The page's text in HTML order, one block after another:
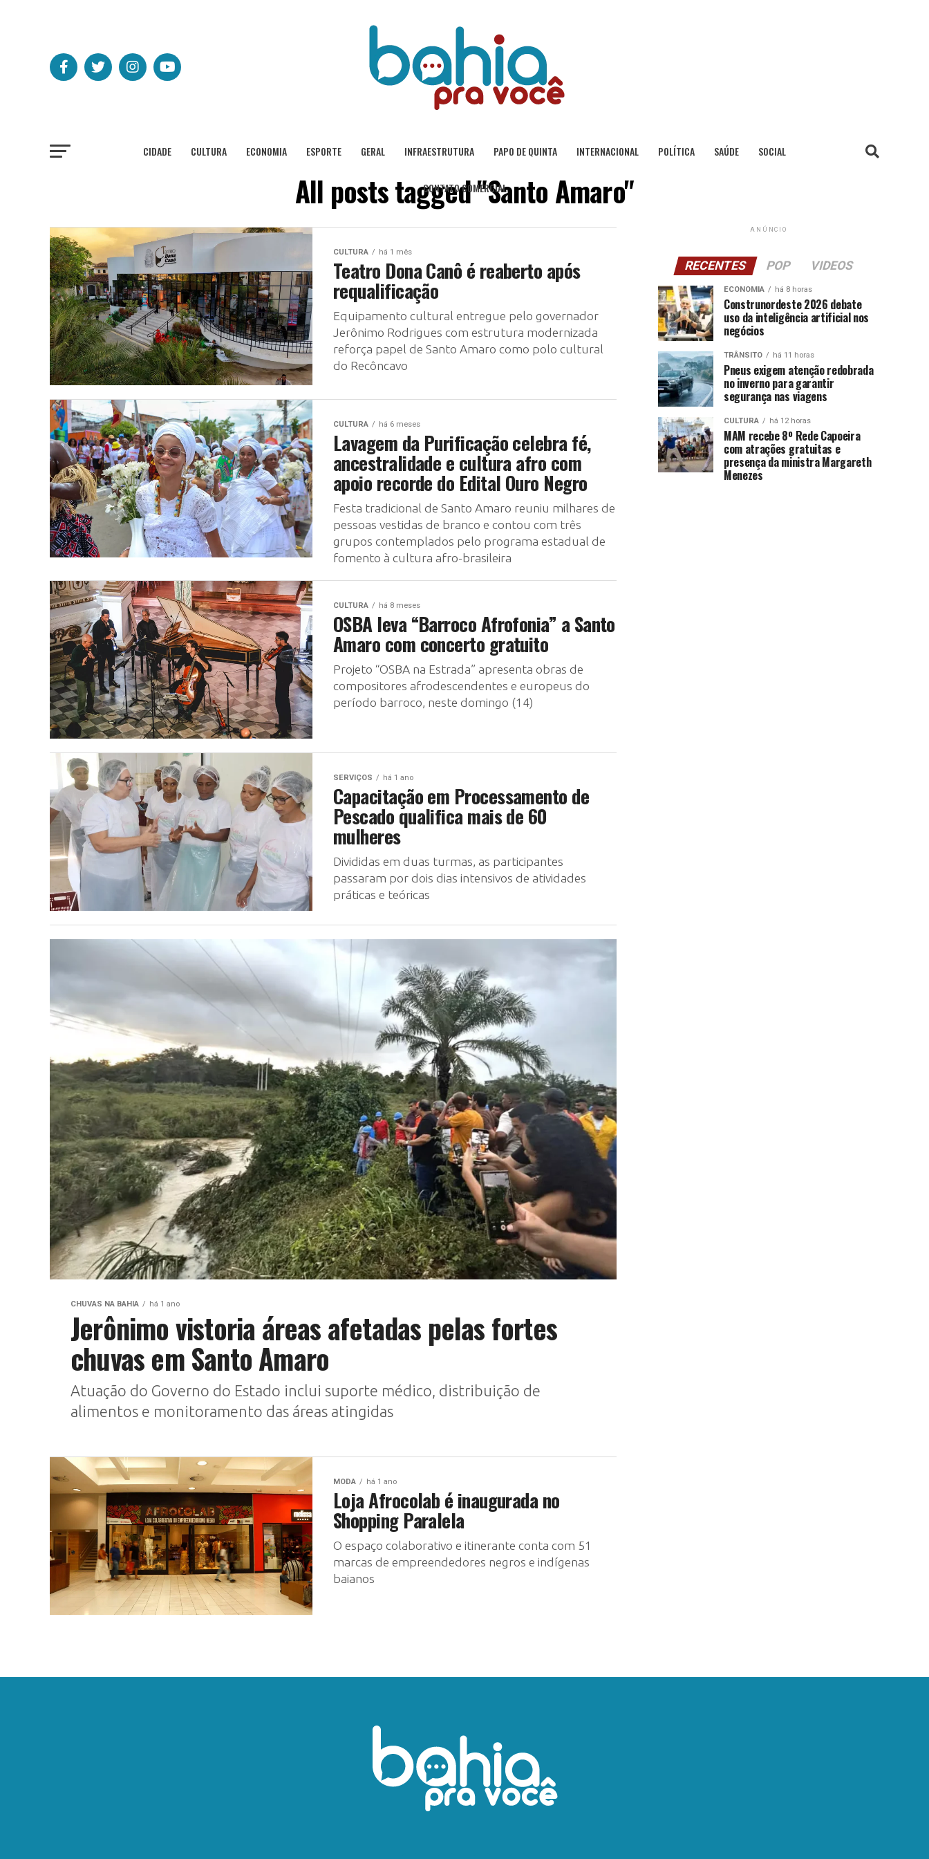
CIDADE CULTURA ECONOMIA ESPORTE GERAL INFRAESTRUTURA PAPO DE QUINTA INTERNACIONAL POLÍTICA SAÚDE SOCIAL
CONTATO COMERCIAL
All posts tagged "Santo Amaro"
CULTURA há 1 mês
Teatro Dona Canô é reaberto após
requalificação
Equipamento cultural entregue pelo governador
Jerônimo Rodrigues com estrutura modernizada
reforça papel de Santo Amaro como polo cultural
do Recôncavo
CULTURA há 6 meses
Lavagem da Purificação celebra fé,
ancestralidade e cultura afro com
apoio recorde do Edital Ouro Negro
Festa tradicional de Santo Amaro reuniu milhares de
pessoas vestidas de branco e contou com três
grupos contemplados pelo programa estadual de
fomento à cultura afro-brasileira
CULTURA há 8 meses
OSBA leva “Barroco Afrofonia” a Santo
Amaro com concerto gratuito
Projeto “OSBA na Estrada” apresenta obras de
compositores afrodescendentes e europeus do
período barroco, neste domingo (14)
SERVIÇOS há 1 ano
Capacitação em Processamento de
Pescado qualifica mais de 60
mulheres
Divididas em duas turmas, as participantes
passaram por dois dias intensivos de atividades
práticas e teóricas
CHUVAS NA BAHIA há 1 ano
Jerônimo vistoria áreas afetadas pelas fortes
chuvas em Santo Amaro
Atuação do Governo do Estado inclui suporte médico, distribuição de
alimentos e monitoramento das áreas atingidas
MODA há 1 ano
Loja Afrocolab é inaugurada no
Shopping Paralela
O espaço colaborativo e itinerante conta com 51
marcas de empreendedores negros e indígenas
baianos
ANÚNCIO
RECENTES POP VIDEOS
ECONOMIA há 8 horas
Construnordeste 2026 debate
uso da inteligência artificial nos
negócios
TRÂNSITO há 11 horas
Pneus exigem atenção redobrada
no inverno para garantir
segurança nas viagens
CULTURA há 12 horas
MAM recebe 8º Rede Capoeira
com atrações gratuitas e
presença da ministra Margareth
Menezes